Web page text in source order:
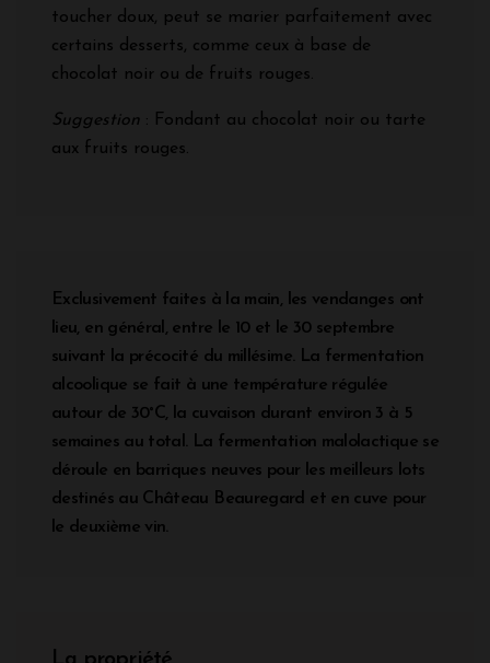
toucher doux, peut se marier parfaitement avec
certains desserts, comme ceux à base de
chocolat noir ou de fruits rouges.
Suggestion : Fondant au chocolat noir ou tarte
aux fruits rouges.
Exclusivement faites à la main, les vendanges ont
lieu, en général, entre le 10 et le 30 septembre
suivant la précocité du millésime. La fermentation
alcoolique se fait à une température régulée
autour de 30°C, la cuvaison durant environ 3 à 5
semaines au total. La fermentation malolactique se
déroule en barriques neuves pour les meilleurs lots
destinés au Château Beauregard et en cuve pour
le deuxième vin.